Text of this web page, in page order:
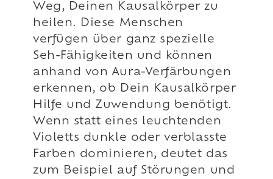
Weg, Deinen Kausalkörper zu
heilen. Diese Menschen
verfügen über ganz spezielle
Seh-Fähigkeiten und können
anhand von Aura-Verfärbungen
erkennen, ob Dein Kausalkörper
Hilfe und Zuwendung benötigt.
Wenn statt eines leuchtenden
Violetts dunkle oder verblasste
Farben dominieren, deutet das
zum Beispiel auf Störungen und